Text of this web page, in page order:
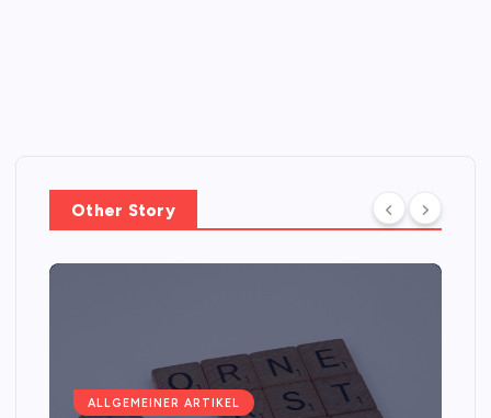
Other Story
ALLGEMEINER ARTIKEL